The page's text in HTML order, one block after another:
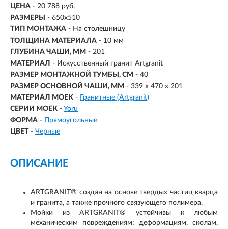
ЦЕНА - 20 788 руб.
РАЗМЕРЫ
- 650x510
ТИП МОНТАЖА - На столешницу
ТОЛЩИНА МАТЕРИАЛА - 10 мм
ГЛУБИНА ЧАШИ, ММ - 201
МАТЕРИАЛ - Искусственный гранит Artgranit
РАЗМЕР МОНТАЖНОЙ ТУМБЫ, СМ - 40
РАЗМЕР ОСНОВНОЙ ЧАШИ, ММ - 339 x 470 х 201
МАТЕРИАЛ МОЕК - Гранитные (Artgranit)
СЕРИИ МОЕК - Yoru
ФОРМА - Прямоугольные
ЦВЕТ - Черные
ОПИСАНИЕ
ARTGRANIT® создан на основе твердых частиц кварца
и гранита, а также прочного связующего полимера.
Мойки из ARTGRANIT® устойчивы к любым
механическим повреждениям: деформациям, сколам,